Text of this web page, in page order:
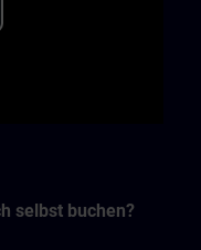
selbst buchen?